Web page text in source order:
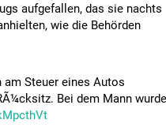
aufgefallen, das sie nachts
wie die Behörden
Steuer eines Autos
Bei dem Mann wurde